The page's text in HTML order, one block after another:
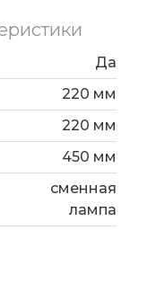
Да
220 мм
220 мм
450 мм
сменная
лампа